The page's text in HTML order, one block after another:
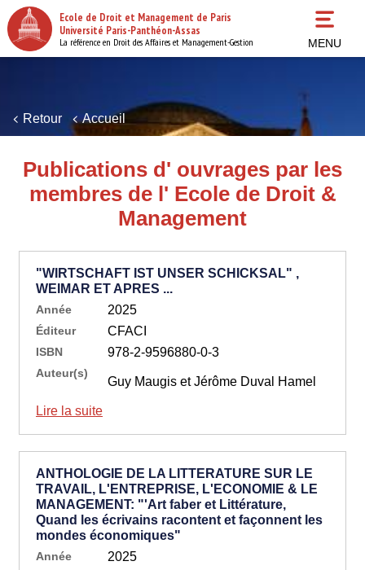
Aller
au
contenu
principal
Ecole de Droit et Management de Paris
Université Paris-Panthéon-Assas
La référence en Droit des Affaires et Management-Gestion MENU
Retour Accueil
Publications d' ouvrages par les
membres de l' Ecole de Droit &
Management
"WIRTSCHAFT IST UNSER SCHICKSAL" ,
WEIMAR ET APRES ...
Année 2025
Éditeur CFACI
ISBN 978-2-9596880-0-3
Auteur(s)
Guy Maugis et Jérôme Duval Hamel
Lire la suite
ANTHOLOGIE DE LA LITTERATURE SUR LE
TRAVAIL, L'ENTREPRISE, L'ECONOMIE & LE
MANAGEMENT: "'Art faber et Littérature,
Quand les écrivains racontent et façonnent les
mondes économiques"
Année 2025